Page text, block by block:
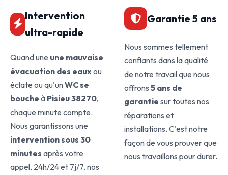
Intervention
ultra-rapide
Quand une une mauvaise
évacuation des eauxou
éclate ou qu'unWC se
bouche à Pisieu 38270,
chaque minute compte.
Nous garantissons une
intervention sous 30
minutes après votre
appel, 24h/24 et 7j/7. nos
Garantie 5 ans
Nous sommes tellement
confiants dans la qualité
de notre travail que nous
offrons 5 ans de
garantie sur toutes nos
réparations et
installations. C'est notre
façon de vous prouver que
nous travaillons pour durer.